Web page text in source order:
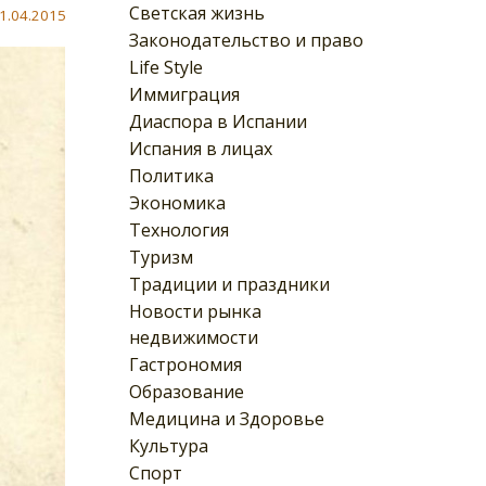
Светская жизнь
Законодательство и право
Life Style
Иммиграция
Диаспора в Испании
Испания в лицах
Политика
Экономика
Технология
Туризм
Традиции и праздники
Новости рынка
недвижимости
Гастрономия
Образование
Медицина и Здоровье
Культура
Спорт